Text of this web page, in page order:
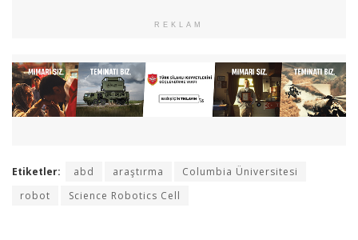
REKLAM
Etiketler: abd araştırma
Columbia Üniversitesi
robot
Science Robotics Cell